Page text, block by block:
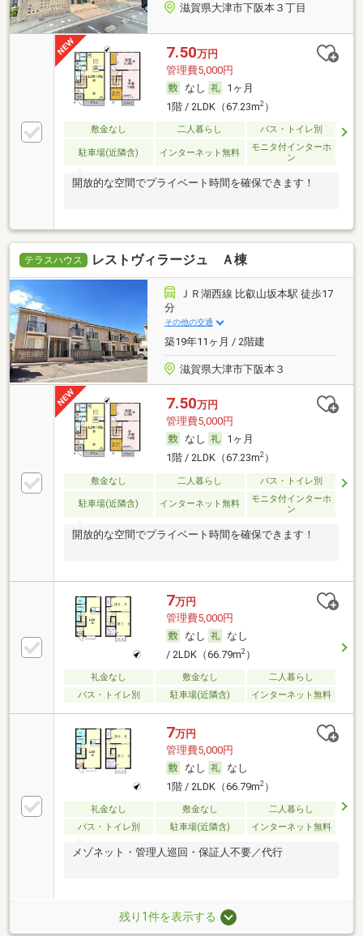
滋賀県大津市下阪本３丁目
7.50万円
管理費5,000円
なし
1ヶ月
1階 / 2LDK（67.23m2）
敷金なし 二人暮らし バス・トイレ別
駐車場(近隣含) インターネット無料
モニタ付インターホ
ン
開放的な空間でプライベート時間を確保できます！
テラスハウス レストヴィラージュ Ａ棟
ＪＲ湖西線 比叡山坂本駅 徒歩17
分
その他の交通
築19年11ヶ月 / 2階建
滋賀県大津市下阪本３
7.50万円
管理費5,000円
なし
1ヶ月
1階 / 2LDK（67.23m2）
敷金なし 二人暮らし バス・トイレ別
駐車場(近隣含) インターネット無料
モニタ付インターホ
ン
開放的な空間でプライベート時間を確保できます！
7万円
管理費5,000円
なし
なし
/ 2LDK（66.79m2）
礼金なし 敷金なし
二人暮らし
バス・トイレ別
駐車場(近隣含) インターネット無料
7万円
管理費5,000円
なし
なし
1階 / 2LDK（66.79m2）
礼金なし 敷金なし
二人暮らし
バス・トイレ別
駐車場(近隣含) インターネット無料
メゾネット・管理人巡回・保証人不要／代行
残り1件を表示する